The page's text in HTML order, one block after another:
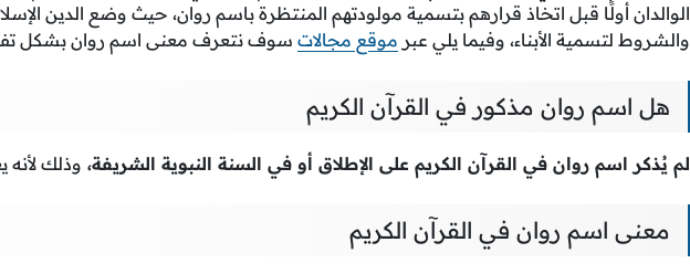
الوالدان أولًا قبل اتخاذ قرارهم بتسمية مولودتهم المنتظرة باسم روان، حيث وضع الدين
والشروط لتسمية الأبناء، وفيما يلي عبر موقع مجالات سوف نتعرف معنى اسم روان بشكل
هل اسم روان مذكور في القرآن الكريم
لم يُذكر اسم روان في القرآن الكريم على الإطلاق أو في السنة النبوية الشريفة، وذلك لأنه
معنى اسم روان في القرآن الكريم